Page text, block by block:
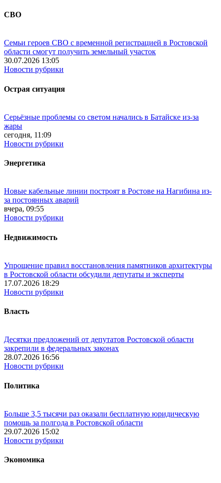
СВО
Семьи героев СВО с временной регистрацией в Ростовской
области смогут получить земельный участок
30.07.2026 13:05
Новости рубрики
Острая ситуация
Серьёзные проблемы со светом начались в Батайске из-за
жары
сегодня, 11:09
Новости рубрики
Энергетика
Новые кабельные линии построят в Ростове на Нагибина из-
за постоянных аварий
вчера, 09:55
Новости рубрики
Недвижимость
Упрощение правил восстановления памятников архитектуры
в Ростовской области обсудили депутаты и эксперты
17.07.2026 18:29
Новости рубрики
Власть
Десятки предложений от депутатов Ростовской области
закрепили в федеральных законах
28.07.2026 16:56
Новости рубрики
Политика
Больше 3,5 тысячи раз оказали бесплатную юридическую
помощь за полгода в Ростовской области
29.07.2026 15:02
Новости рубрики
Экономика